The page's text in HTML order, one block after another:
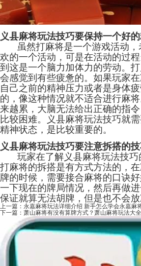
义县麻将玩法技巧要保持一个好
虽然打麻将是一个游戏活动，
欢的一个活动，可是在活动的过
到这是一个脑力加体力的劳动。
会感觉到有些疲惫的。如果玩家在
自己之前的精神压力或者是身体
的，像这种情况就不适合进行麻
来越累，大脑无法给出正确的指
比较困难。义县麻将玩法技巧就
精神状态，是比较重要的。
义县麻将玩法技巧要注意拆搭的
玩家在了解义县麻将玩法技巧
打麻将的拆搭是有方式方法的，
牌的时候，需要接合麻将的口诀
一下现在的牌局情况，然后再做
保证就算无法胡牌，但是也不会放
上一篇： 永嘉麻将玩法详细介绍 新手怎么学会永嘉麻
下一篇： 萧山麻将有没有算牌方式？萧山麻将玩法大